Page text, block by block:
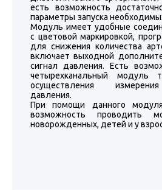
есть возможность
параметры запуска
Модуль имеет удобные
с цветовой маркировкой,
для снижения количества
включает выходной
сигнал давления. Есть
четырехканальный модуль
осуществления
давления.
При помощи данного модуля
возможность проводить
новорожденных, детей и у